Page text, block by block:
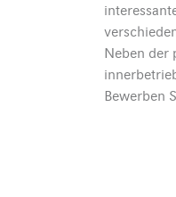
Neben der
Bewerben